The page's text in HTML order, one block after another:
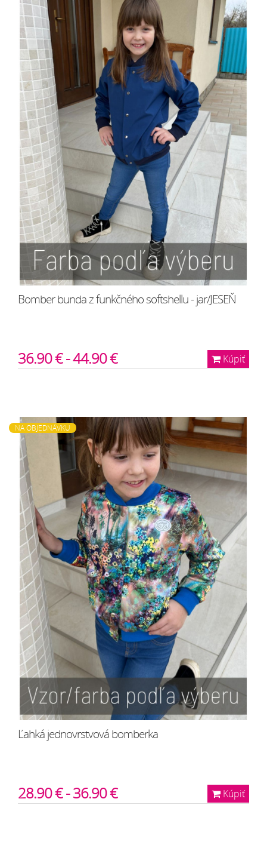
Bomber bunda z funkčného softshellu - jar/JESEŇ
Kúpiť
36.90 € - 44.90 €
NA OBJEDNÁVKU
Ľahká jednovrstvová bomberka
Kúpiť
28.90 € - 36.90 €